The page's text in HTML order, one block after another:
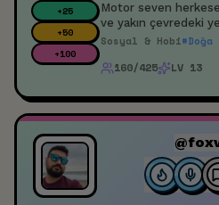
+25
+50
+100
Motor seven
ve yakın çevredeki
sürücü olarak
farketmeksizin bi
Sosyal & Hobi#Doğa
160/425 LV 13